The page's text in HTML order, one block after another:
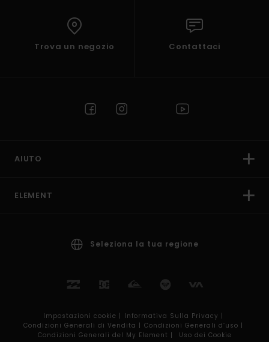
Trova un negozio Contattaci
AIUTO
ELEMENT
Seleziona la tua regione
Impostazioni cookie | Informativa Sulla Privacy |
Condizioni Generali di Vendita | Condizioni Generali d’uso |
Condizioni Generali del My Element |
Uso dei Cookie